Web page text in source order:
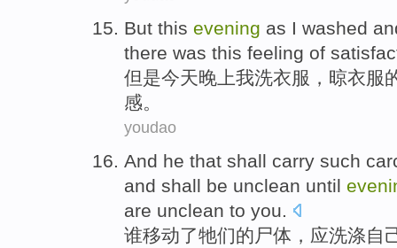
But this evening as I washed
there was this feeling of
但是今天晚上我洗衣服， 晾衣服
感。
youdao
And he that shall carry such
and shall be unclean until
are unclean to you.
谁移动了牠们的尸体 ， 应洗涤自